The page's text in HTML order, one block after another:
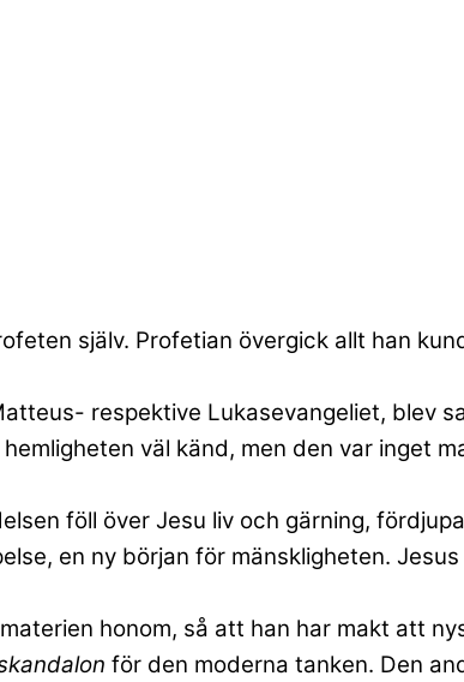
själv. Profetian övergick allt han
respektive Lukasevangeliet, blev
väl känd, men den var inget
föll över Jesu liv och gärning,
en ny början för mänskligheten.
honom, så att han har makt att
för den moderna tanken. Den